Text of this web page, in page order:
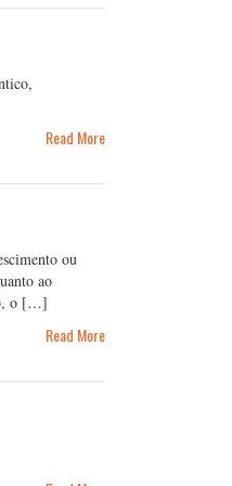
Read More
ou
ao
o […]
Read More